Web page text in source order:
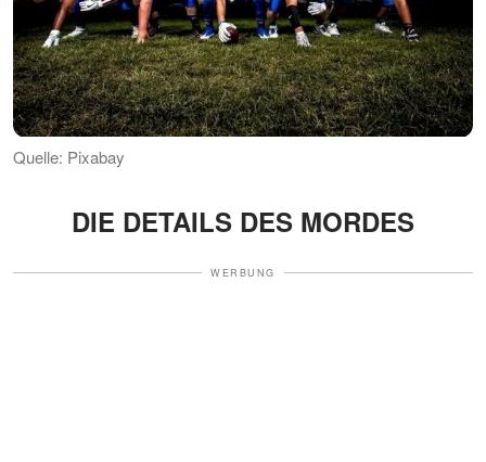
Quelle: Pixabay
DIE DETAILS DES MORDES
WERBUNG